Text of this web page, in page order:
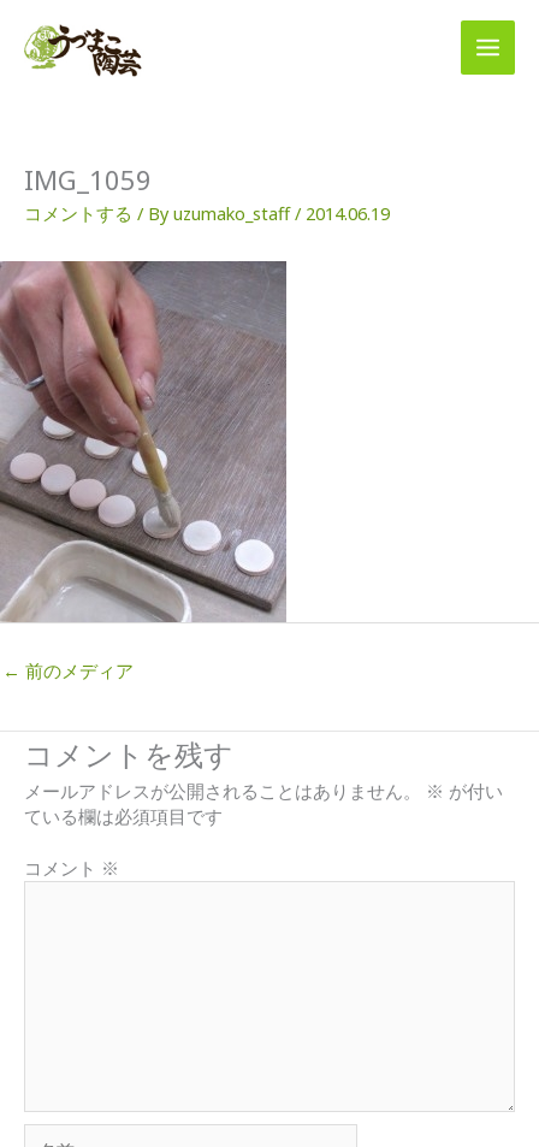
IMG_1059
コメントする / Byuzumako_staff/ 2014.06.19
← 前のメディア
コメントを残す
メールアドレスが公開されることはありません。 ※ が付い
ている欄は必須項目です
コメント ※